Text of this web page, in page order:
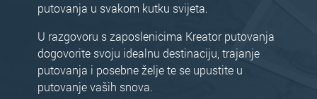
putovanja u svakom kutku svijeta.
U razgovoru s zaposlenicima Kreator putovanja
dogovorite svoju idealnu destinaciju, trajanje
putovanja i posebne želje te se upustite u
putovanje vaših snova.